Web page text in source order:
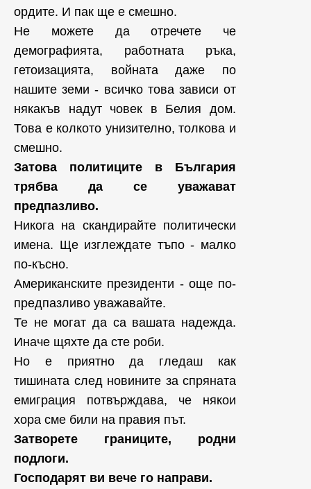
ордите. И пак ще е смешно.
Не можете да отречете че
демографията, работната ръка,
гетоизацията, войната даже по
нашите земи - всичко това зависи от
някакъв надут човек в Белия дом.
Това е колкото унизително, толкова и
смешно.
Затова политиците в България
трябва да се уважават
предпазливо.
Никога на скандирайте политически
имена. Ще изглеждате тъпо - малко
по-късно.
Американските президенти - още по-
предпазливо уважавайте.
Те не могат да са вашата надежда.
Иначе щяхте да сте роби.
Но е приятно да гледаш как
тишината след новините за спряната
емиграция потвърждава, че някои
хора сме били на правия път.
Затворете границите, родни
подлоги.
Господарят ви вече го направи.